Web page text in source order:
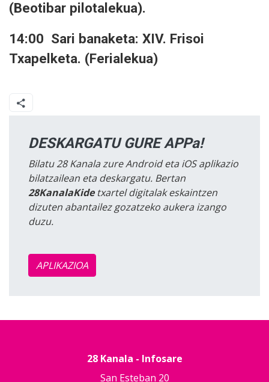
(Beotibar pilotalekua).
14:00 Sari banaketa: XIV. Frisoi
Txapelketa. (Ferialekua)
DESKARGATU GURE APPa!
Bilatu 28 Kanala zure Android eta iOS aplikazio
bilatzailean eta deskargatu. Bertan
28KanalaKidetxartel digitalak eskaintzen
dizuten abantailez gozatzeko aukera izango
duzu.
APLIKAZIOA
28 Kanala - Infosare
San Esteban 20